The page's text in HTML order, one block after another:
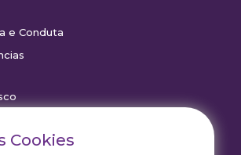
e Conduta
Cookies